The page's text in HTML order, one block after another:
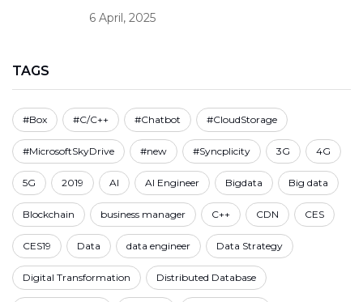
6 April, 2025
TAGS
#Box #C/C++ #Chatbot #CloudStorage
#MicrosoftSkyDrive #new #Syncplicity 3G 4G
5G 2019 AI AI Engineer Bigdata Big data
Blockchain business manager C++ CDN CES
CES19 Data data engineer Data Strategy
Digital Transformation Distributed Database